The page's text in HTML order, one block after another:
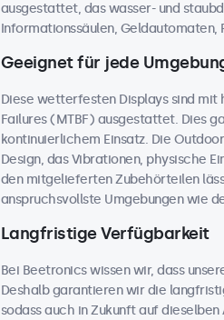
ausgestattet, das wasser- und
Informationssäulen,
Geeignet für jede
Diese wetterfesten Displays sind
Failures (MTBF) ausgestattet. Dies
kontinuierlichem Einsatz. Die
Design, das Vibrationen, physische
den mitgelieferten Zubehörteilen
anspruchsvollste Umgebungen wie
Langfristige Verfügbarkeit
Bei Beetronics wissen wir, dass
Deshalb garantieren wir die
sodass auch in Zukunft auf